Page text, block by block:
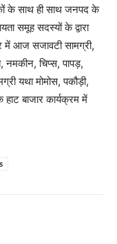
के साथ ही साथ जनपद के
समूह सदस्यों के द्वारा
में आज सजावटी सामग्री,
नमकीन, चिप्स, पापड़,
यथा मोमोस, पकौड़ी,
बाजार कार्यक्रम में